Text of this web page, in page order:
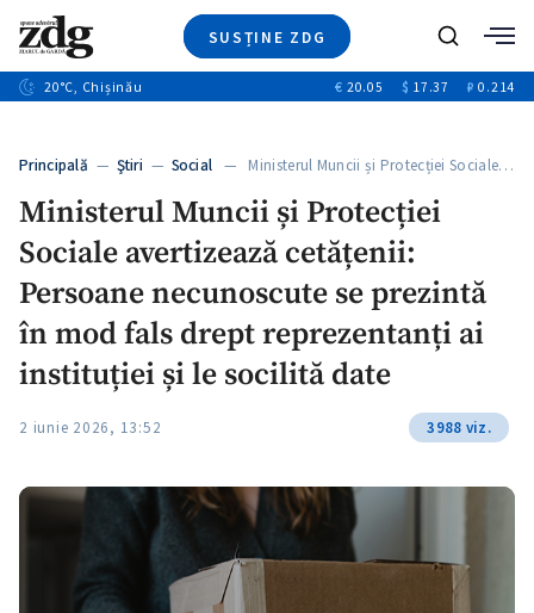
SUSȚINE ZDG
Ştiri
+6
Video
Special
+1
Blog
+2
ZdGust
Caută
20°C, Chișinău € 20.05 $ 17.37 ₽ 0.214
Principală — Ştiri — Social — Ministerul Muncii și Protecției Sociale…
Ministerul Muncii și Protecției
Sociale avertizează cetățenii:
Persoane necunoscute se prezintă
în mod fals drept reprezentanți ai
instituției și le socilită date
2 iunie 2026, 13:52 3988 viz.